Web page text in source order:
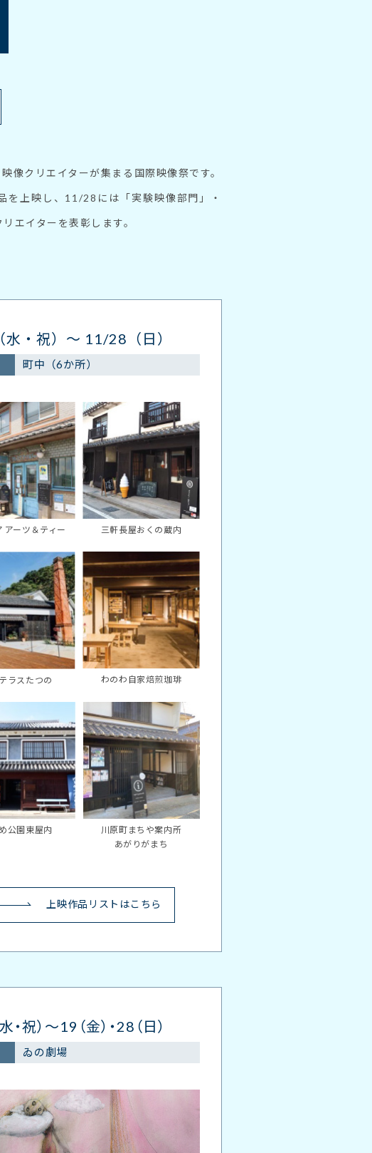
像クリエイターが集まる国際映像祭です。
上映し、11/28には「実験映像部門」・
エイターを表彰します。
・祝）～ 11/28（日）
町中（6か所）
アーツ＆ティー 三軒長屋おくの蔵内
ラスたつの わのわ自家焙煎珈琲
公園東屋内
川原町まちや案内所
あがりがまち
上映作品リストはこちら
・祝）～19（金）・28（日）
ゐの劇場